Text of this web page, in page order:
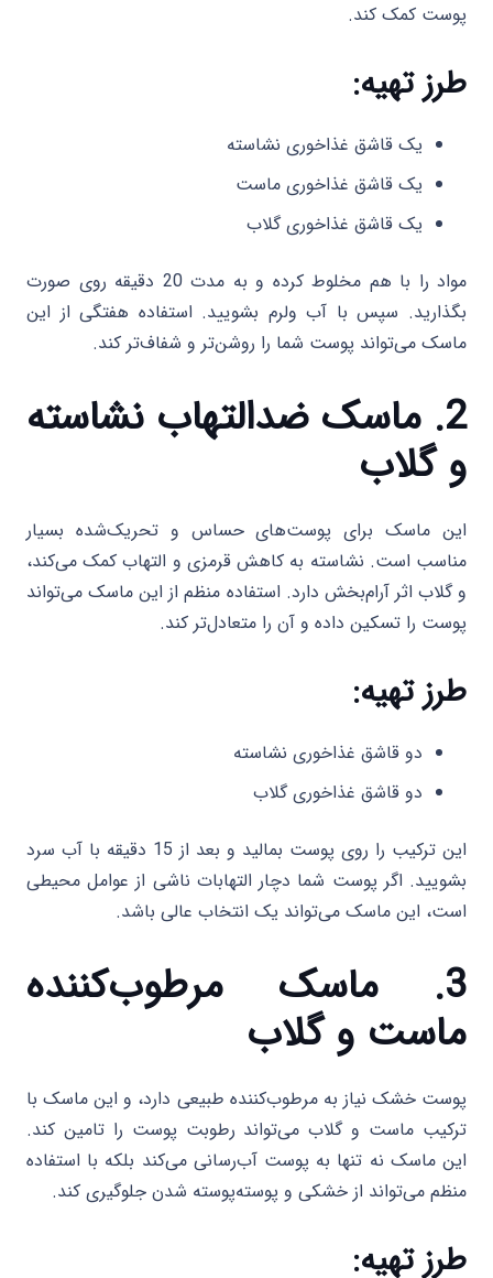
پوست کمک کند.
طرز تهیه:
یک قاشق غذاخوری نشاسته
یک قاشق غذاخوری ماست
یک قاشق غذاخوری گلاب
مواد را با هم مخلوط کرده و به مدت 20 دقیقه روی صورت
بگذارید. سپس با آب ولرم بشویید. استفاده هفتگی از این
ماسک می‌تواند پوست شما را روشن‌تر و شفاف‌تر کند.
2. ماسک ضدالتهاب نشاسته
و گلاب
این ماسک برای پوست‌های حساس و تحریک‌شده بسیار
مناسب است. نشاسته به کاهش قرمزی و التهاب کمک می‌کند،
و گلاب اثر آرام‌بخش دارد. استفاده منظم از این ماسک می‌تواند
پوست را تسکین داده و آن را متعادل‌تر کند.
طرز تهیه:
دو قاشق غذاخوری نشاسته
دو قاشق غذاخوری گلاب
این ترکیب را روی پوست بمالید و بعد از 15 دقیقه با آب سرد
بشویید. اگر پوست شما دچار التهابات ناشی از عوامل محیطی
است، این ماسک می‌تواند یک انتخاب عالی باشد.
3. ماسک مرطوب‌کننده
ماست و گلاب
پوست خشک نیاز به مرطوب‌کننده طبیعی دارد، و این ماسک با
ترکیب ماست و گلاب می‌تواند رطوبت پوست را تامین کند.
این ماسک نه تنها به پوست آب‌رسانی می‌کند بلکه با استفاده
منظم می‌تواند از خشکی و پوسته‌پوسته شدن جلوگیری کند.
طرز تهیه: